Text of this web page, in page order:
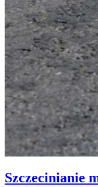
Szczecinianie